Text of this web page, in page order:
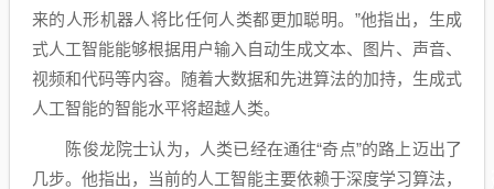
来的人形机器人将比任何人类都更加聪明。”他指出，生成
式人工智能能够根据用户输入自动生成文本、图片、声音、
视频和代码等内容。随着大数据和先进算法的加持，生成式
人工智能的智能水平将超越人类。
陈俊龙院士认为，人类已经在通往“奇点”的路上迈出了
几步。他指出，当前的人工智能主要依赖于深度学习算法，